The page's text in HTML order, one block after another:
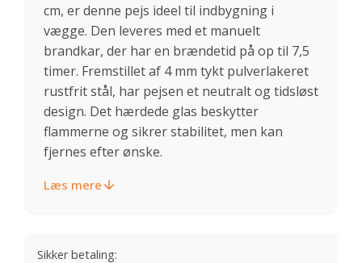
cm, er denne pejs ideel til indbygning i
vægge. Den leveres med et manuelt
brandkar, der har en brændetid på op til 7,5
timer. Fremstillet af 4 mm tykt pulverlakeret
rustfrit stål, har pejsen et neutralt og tidsløst
design. Det hærdede glas beskytter
flammerne og sikrer stabilitet, men kan
fjernes efter ønske.
Læs mere
Sikker betaling: